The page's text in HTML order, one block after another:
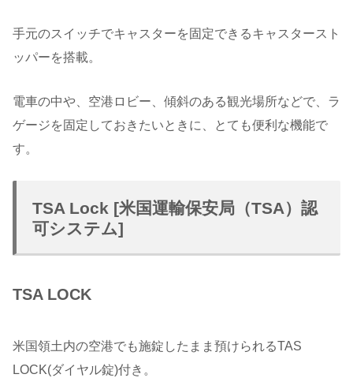
手元のスイッチでキャスターを固定できるキャスタースト
ッパーを搭載。
電車の中や、空港ロビー、傾斜のある観光場所などで、ラ
ゲージを固定しておきたいときに、とても便利な機能で
す。
TSA Lock [米国運輸保安局（TSA）認
可システム]
TSA LOCK
米国領土内の空港でも施錠したまま預けられるTAS
LOCK(ダイヤル錠)付き。